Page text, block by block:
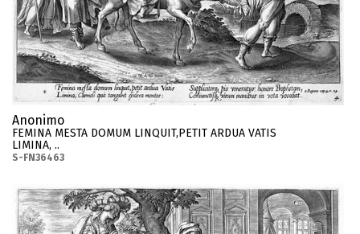
Anonimo
FEMINA MESTA DOMUM LINQUIT,PETIT ARDUA VATIS
LIMINA, ..
S-FN36463